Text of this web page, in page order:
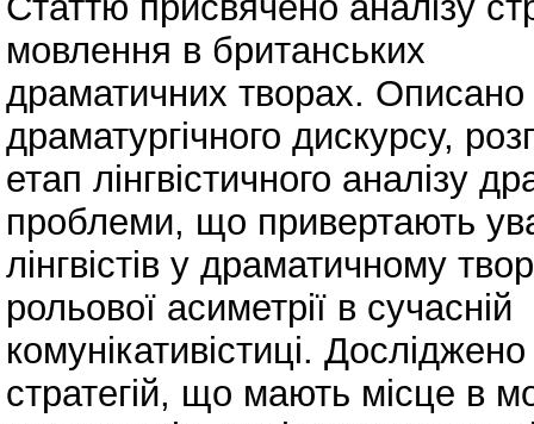
мовлення в британських
драматичних творах. Описано
драматургічного дискурсу,
етап лінгвістичного аналізу
проблеми, що привертають
лінгвістів у драматичному
рольової асиметрії в сучасній
комунікативістиці.
стратегій, що мають місце в